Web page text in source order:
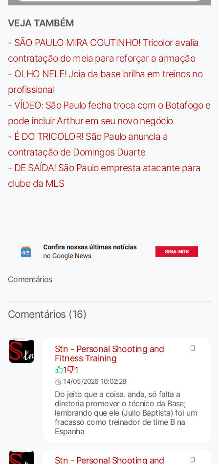
VEJA TAMBÉM
- SÃO PAULO MIRA COUTINHO! Tricolor avalia
contratação do meia para reforçar a armação
- OLHO NELE! Joia da base brilha em treinos no
profissional
- VÍDEO: São Paulo fecha troca com o Botafogo e
pode incluir Arthur em seu novo negócio
- É DO TRICOLOR! São Paulo anuncia a
contratação de Domingos Duarte
- DE SAÍDA! São Paulo empresta atacante para
clube da MLS
Comentários
Comentários (16)
Stn - Personal Shooting and
Fitness Training
1 1
14/05/2026 10:02:28
Do jeito que a coisa. anda, só falta a
diretoria promover o técnico da Base;
lembrando que ele (Julio Baptista) foi um
fracasso como treinador de time B na
Espanha
Stn - Personal Shooting and